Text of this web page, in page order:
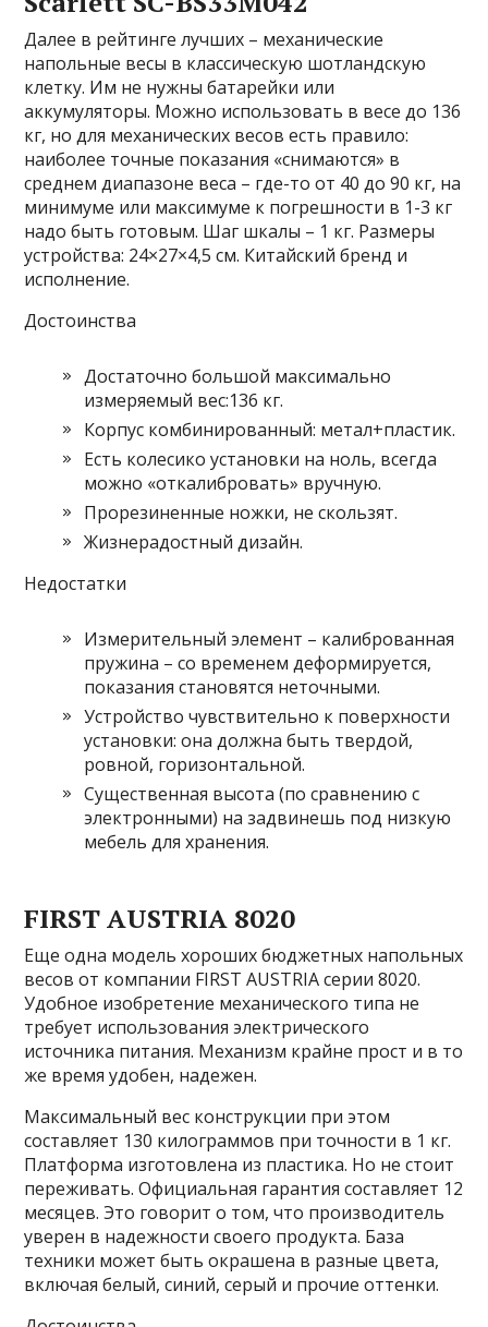
Далее в рейтинге лучших – механические
напольные весы в классическую шотландскую
клетку. Им не нужны батарейки или
аккумуляторы. Можно использовать в весе до 136
кг, но для механических весов есть правило:
наиболее точные показания «снимаются» в
среднем диапазоне веса – где-то от 40 до 90 кг, на
минимуме или максимуме к погрешности в 1-3 кг
надо быть готовым. Шаг шкалы – 1 кг. Размеры
устройства: 24×27×4,5 см. Китайский бренд и
исполнение.
Достоинства
Достаточно большой максимально
измеряемый вес:136 кг.
Корпус комбинированный: метал+пластик.
Есть колесико установки на ноль, всегда
можно «откалибровать» вручную.
Прорезиненные ножки, не скользят.
Жизнерадостный дизайн.
Недостатки
Измерительный элемент – калиброванная
пружина – со временем деформируется,
показания становятся неточными.
Устройство чувствительно к поверхности
установки: она должна быть твердой,
ровной, горизонтальной.
Существенная высота (по сравнению с
электронными) на задвинешь под низкую
мебель для хранения.
FIRST AUSTRIA 8020
Еще одна модель хороших бюджетных напольных
весов от компании FIRST AUSTRIA серии 8020.
Удобное изобретение механического типа не
требует использования электрического
источника питания. Механизм крайне прост и в то
же время удобен, надежен.
Максимальный вес конструкции при этом
составляет 130 килограммов при точности в 1 кг.
Платформа изготовлена из пластика. Но не стоит
переживать. Официальная гарантия составляет 12
месяцев. Это говорит о том, что производитель
уверен в надежности своего продукта. База
техники может быть окрашена в разные цвета,
включая белый, синий, серый и прочие оттенки.